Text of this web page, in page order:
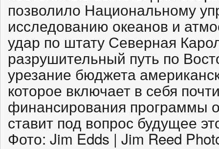
позволило Национальному
исследованию океанов и
удар по штату Северная
разрушительный путь по
урезание бюджета
которое включает в себя
финансирования программы
ставит под вопрос будущее
Фото: Jim Edds | Jim Reed